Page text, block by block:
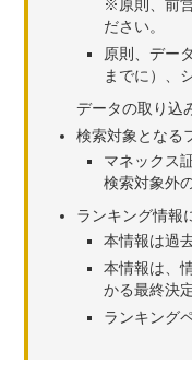
※原則、前
ださい。
原則、デー
までに）、
データの取り込
検索対象となる
マネックス
検索対象外
ランキング情報
本情報は過
本情報は、
かる最終決
ランキング